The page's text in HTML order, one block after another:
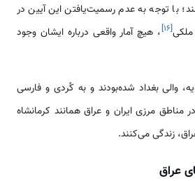
با توجه به عدم رسمیت‌یافتن این آیین در
[۱۶]، هیچ آمار واقعی درباره ایشان وجود
والی بغداد شده‌بودند و به کُردی و فارسی
مرزی ایران و عراق همانند کرمانشاه
زندگی می‌کنند.
عراق